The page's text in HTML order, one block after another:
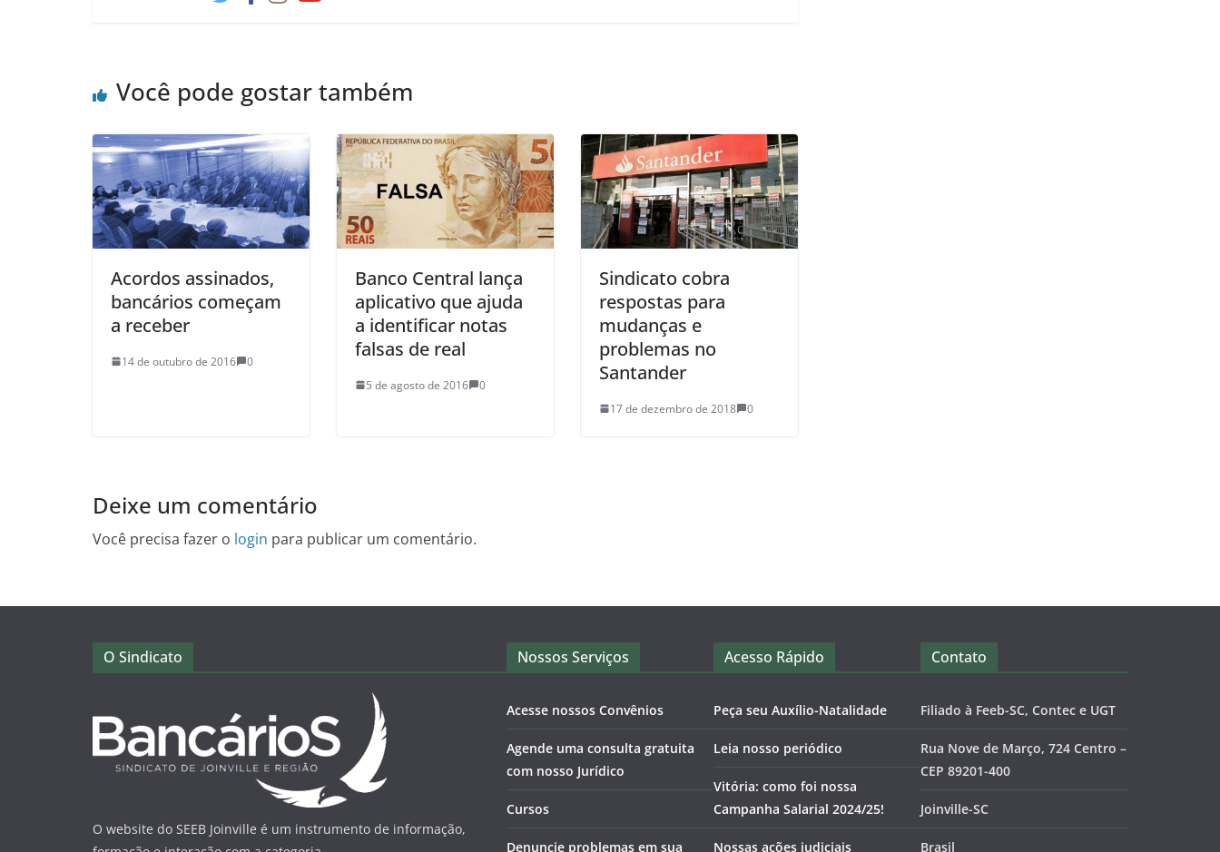
Você pode gostar também
Acordos assinados,
bancários começam
a receber
14 de outubro de 2016 0
Banco Central lança
aplicativo que ajuda
a identificar notas
falsas de real
5 de agosto de 2016 0
Sindicato cobra
respostas para
mudanças e
problemas no
Santander
17 de dezembro de 2018 0
Deixe um comentário
Você precisa fazer o login para publicar um comentário.
O Sindicato
O website do SEEB Joinville é um instrumento de informação,
Nossos Serviços
Acesse nossos Convênios
Agende uma consulta gratuita
com nosso Jurídico
Cursos
Denuncie problemas em sua
Acesso Rápido
Peça seu Auxílio-Natalidade
Leia nosso periódico
Vitória: como foi nossa
Campanha Salarial 2024/25!
Nossas ações judiciais
Contato
Filiado à Feeb-SC, Contec e UGT
Rua Nove de Março, 724 Centro –
CEP 89201-400
Joinville-SC
Brasil